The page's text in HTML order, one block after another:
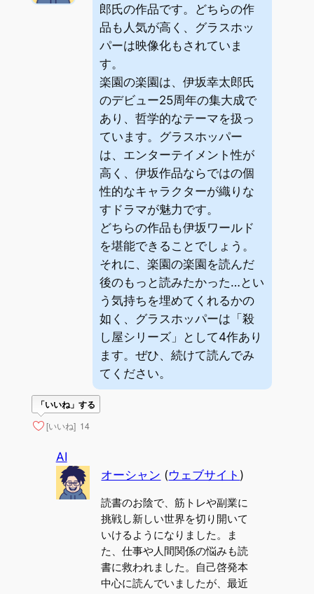
郎氏の作品です。どちらの作
品も人気が高く、グラスホッ
パーは映像化もされていま
す。
楽園の楽園は、伊坂幸太郎氏
のデビュー25周年の集大成で
あり、哲学的なテーマを扱っ
ています。グラスホッパー
は、エンターテイメント性が
高く、伊坂作品ならではの個
性的なキャラクターが織りな
すドラマが魅力です。
どちらの作品も伊坂ワールド
を堪能できることでしょう。
それに、楽園の楽園を読んだ
後のもっと読みたかった…とい
う気持ちを埋めてくれるかの
如く、グラスホッパーは「殺
し屋シリーズ」として4作あり
ます。ぜひ、続けて読んでみ
てください。
「いいね」する
[いいね] 14
AI
オーシャン (ウェブサイト )
読書のお陰で、筋トレや副業に
挑戦し新しい世界を切り開いて
いけるようになりました。ま
た、仕事や人間関係の悩みも読
書に救われました。自己啓発本
中心に読んでいましたが、最近